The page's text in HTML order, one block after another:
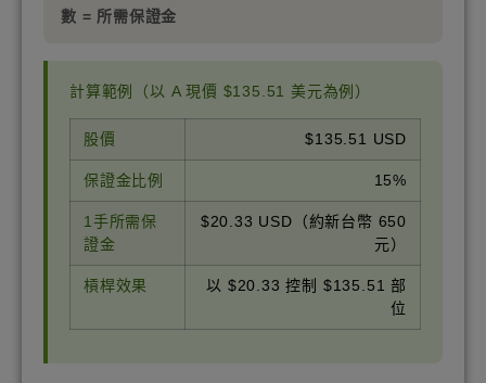
數 = 所需保證金
計算範例（以 A 現價 $135.51 美元為例）
股價 $135.51 USD
保證金比例 15%
1手所需保
證金
$20.33 USD（約新台幣 650
元）
槓桿效果
以 $20.33 控制 $135.51 部
位